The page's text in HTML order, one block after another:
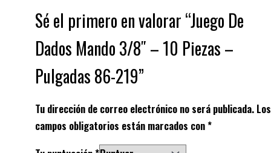
Sé el primero en valorar “Juego De
Dados Mando 3/8″ – 10 Piezas –
Pulgadas 86-219”
Tu dirección de correo electrónico no será publicada. Los
campos obligatorios están marcados con*